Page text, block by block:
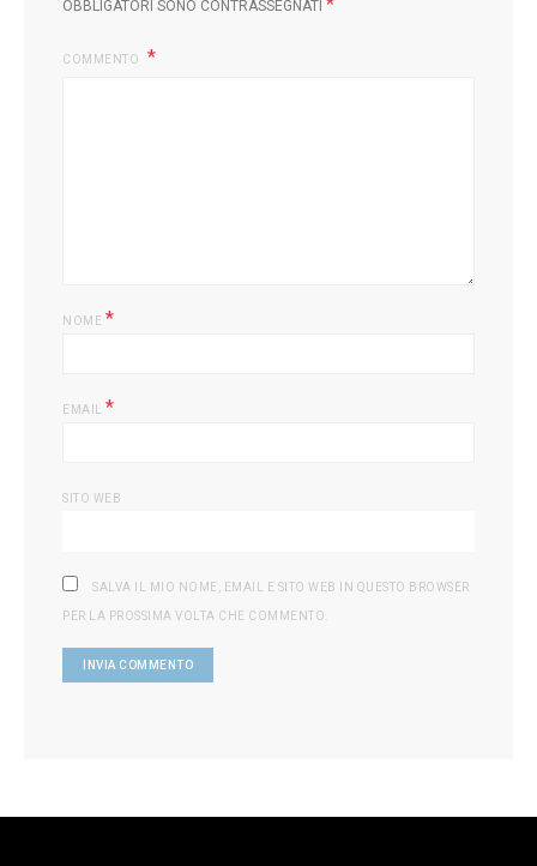
OBBLIGATORI SONO CONTRASSEGNATI
COMMENTO
NOME *
EMAIL *
SITO WEB
SALVA IL MIO NOME, EMAIL E SITO WEB IN QUESTO BROWSER
PER LA PROSSIMA VOLTA CHE COMMENTO.